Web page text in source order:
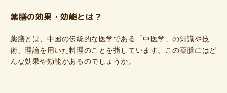
薬膳の効果・効能とは？
薬膳とは、中国の伝統的な医学である「中医学」の知識や技
術、理論を用いた料理のことを指しています。この薬膳にはど
んな効果や効能があるのでしょうか。